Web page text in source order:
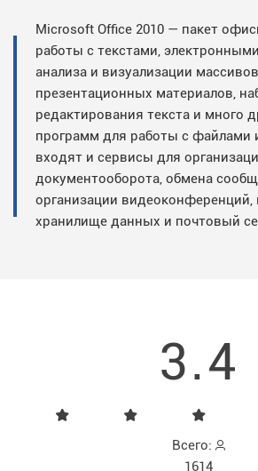
Microsoft Office 2010 — пакет
работы с текстами,
анализа и визуализации
презентационных материалов,
редактирования текста и много
программ для работы с файлами
входят и сервисы для
документооборота, обмена
организации видеоконференций,
хранилище данных и почтовый
3.4
Всего:
1614